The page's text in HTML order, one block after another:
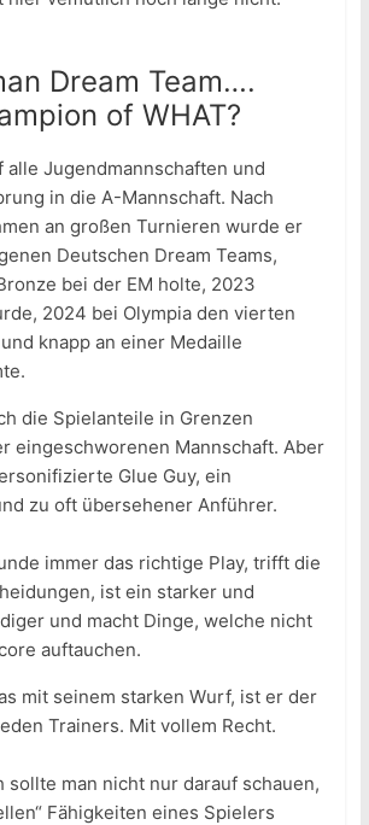
Dream Team….
of WHAT?
Jugendmannschaften und
in die A-Mannschaft. Nach
an großen Turnieren wurde er
Deutschen Dream Teams,
bei der EM holte, 2023
2024 bei Olympia den vierten
knapp an einer Medaille
die Spielanteile in Grenzen
eingeschworenen Mannschaft. Aber
Glue Guy, ein
zu oft übersehener Anführer.
immer das richtige Play, trifft die
ist ein starker und
und macht Dinge, welche nicht
auftauchen.
mit seinem starken Wurf, ist er der
Trainers. Mit vollem Recht.
sollte man nicht nur darauf schauen,
Fähigkeiten eines Spielers